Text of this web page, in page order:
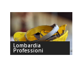
Lombardia
Professioni